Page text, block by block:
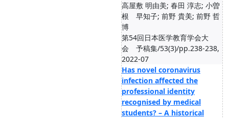
高屋敷 明由美; 春田 淳志; 小曽
根 早知子; 前野 貴美; 前野 哲
博
第54回日本医学教育学会大
会 予稿集/53(3)/pp.238-238,
2022-07
Has novel coronavirus
infection affected the
professional identity
recognised by medical
students? – A historical